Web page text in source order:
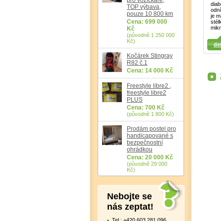
TOP výbava,
pouze 10 800 km
Cena: 699 000
Kč
(původně 1 250 000
Kč)
Kočárek Stingray
R82 č.1
Cena: 14 000 Kč
Freestyle libre2 ,
freestyle libre2
PLUS
Cena: 700 Kč
(původně 1 800 Kč)
Prodám postel pro
handicapované s
bezpečnostní
ohrádkou
Cena: 20 000 Kč
(původně 29 000
Kč)
Nebojte se
nás zeptat!
je